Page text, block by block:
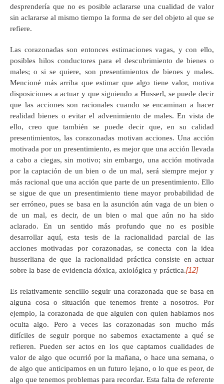
desprendería que no es posible aclararse una cualidad de valor
sin aclararse al mismo tiempo la forma de ser del objeto al que se
refiere.
Las corazonadas son entonces estimaciones vagas, y con ello,
posibles hilos conductores para el descubrimiento de bienes o
males; o si se quiere, son presentimientos de bienes y males.
Mencioné más arriba que estimar que algo tiene valor, motiva
disposiciones a actuar y que siguiendo a Husserl, se puede decir
que las acciones son racionales cuando se encaminan a hacer
realidad bienes o evitar el advenimiento de males. En vista de
ello, creo que también se puede decir que, en su calidad
presentimientos, las corazonadas motivan acciones. Una acción
motivada por un presentimiento, es mejor que una acción llevada
a cabo a ciegas, sin motivo; sin embargo, una acción motivada
por la captación de un bien o de un mal, será siempre mejor y
más racional que una acción que parte de un presentimiento. Ello
se sigue de que un presentimiento tiene mayor probabilidad de
ser erróneo, pues se basa en la asunción aún vaga de un bien o
de un mal, es decir, de un bien o mal que aún no ha sido
aclarado. En un sentido más profundo que no es posible
desarrollar aquí, esta tesis de la racionalidad parcial de las
acciones motivadas por corazonadas, se conecta con la idea
husserliana de que la racionalidad práctica consiste en actuar
sobre la base de evidencia dóxica, axiológica y práctica.[12]
Es relativamente sencillo seguir una corazonada que se basa en
alguna cosa o situación que tenemos frente a nosotros. Por
ejemplo, la corazonada de que alguien con quien hablamos nos
oculta algo. Pero a veces las corazonadas son mucho más
difíciles de seguir porque no sabemos exactamente a qué se
refieren. Pueden ser actos en los que captamos cualidades de
valor de algo que ocurrió por la mañana, o hace una semana, o
de algo que anticipamos en un futuro lejano, o lo que es peor, de
algo que tenemos problemas para recordar. Esta falta de referente